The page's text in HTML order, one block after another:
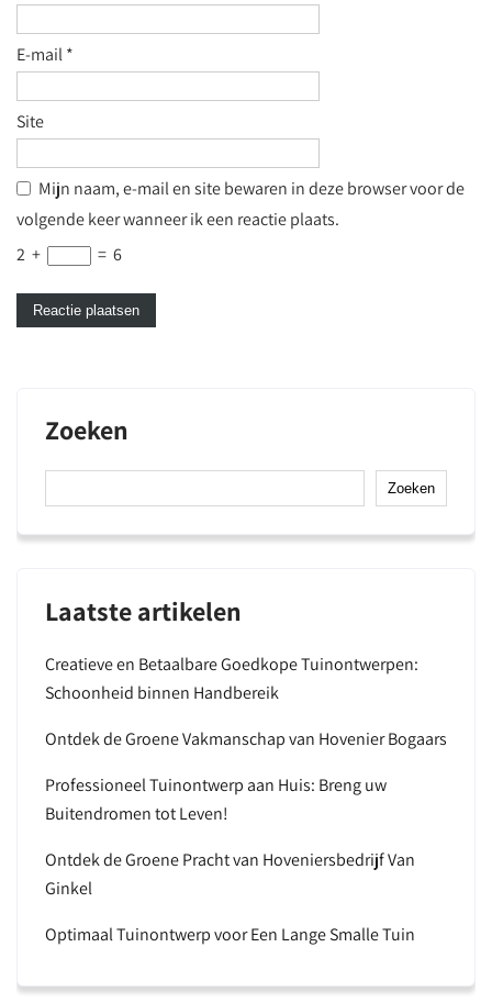
E-mail*
Site
Mijn naam, e-mail en site bewaren in deze browser voor de
volgende keer wanneer ik een reactie plaats.
2 + = 6
Zoeken
Zoeken
Laatste artikelen
Creatieve en Betaalbare Goedkope Tuinontwerpen:
Schoonheid binnen Handbereik
Ontdek de Groene Vakmanschap van Hovenier Bogaars
Professioneel Tuinontwerp aan Huis: Breng uw
Buitendromen tot Leven!
Ontdek de Groene Pracht van Hoveniersbedrijf Van
Ginkel
Optimaal Tuinontwerp voor Een Lange Smalle Tuin